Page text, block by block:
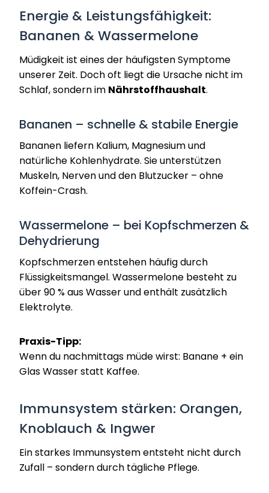
Energie & Leistungsfähigkeit:
Bananen & Wassermelone
Müdigkeit ist eines der häufigsten Symptome
unserer Zeit. Doch oft liegt die Ursache nicht im
Schlaf, sondern im Nährstoffhaushalt.
Bananen – schnelle & stabile Energie
Bananen liefern Kalium, Magnesium und
natürliche Kohlenhydrate. Sie unterstützen
Muskeln, Nerven und den Blutzucker – ohne
Koffein-Crash.
Wassermelone – bei Kopfschmerzen &
Dehydrierung
Kopfschmerzen entstehen häufig durch
Flüssigkeitsmangel. Wassermelone besteht zu
über 90 % aus Wasser und enthält zusätzlich
Elektrolyte.
Praxis-Tipp:
Wenn du nachmittags müde wirst: Banane + ein
Glas Wasser statt Kaffee.
Immunsystem stärken: Orangen,
Knoblauch & Ingwer
Ein starkes Immunsystem entsteht nicht durch
Zufall – sondern durch tägliche Pflege.